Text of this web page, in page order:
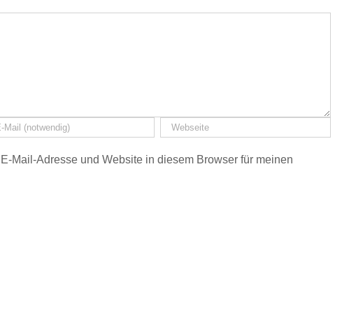
Mail-Adresse und Website in diesem Browser für meinen